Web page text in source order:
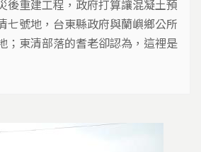
後重建工程，政府打算讓混凝土預
七號地，台東縣政府與蘭嶼鄉公所
；東清部落的耆老卻認為，這裡是
地，究竟誰有權力決定東清七號